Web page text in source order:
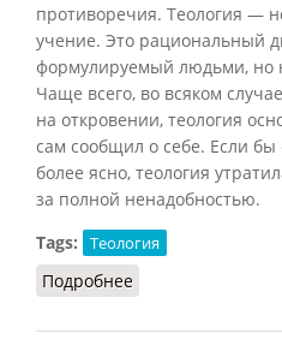
противоречия. Теология —
учение. Это рациональный
формулируемый людьми, но
Чаще всего, во всяком
на откровении, теология
сам сообщил о себе. Если
более ясно, теология
за полной ненадобностью.
Tags:
Теология
Подробнее